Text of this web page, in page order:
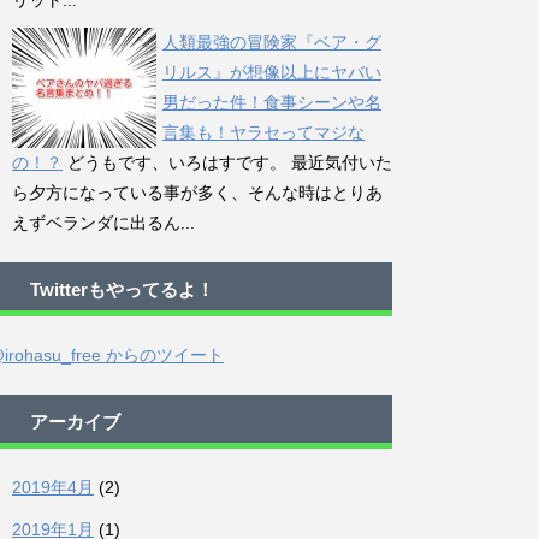
人類最強の冒険家『ベア・グ
リルス』が想像以上にヤバい
男だった件！食事シーンや名
言集も！ヤラセってマジな
の！？ どうもです、いろはすです。 最近気付いた
ら夕方になっている事が多く、そんな時はとりあ
えずベランダに出るん...
Twitterもやってるよ！
からのツイート
アーカイブ
2019年4月 (2)
2019年1月 (1)